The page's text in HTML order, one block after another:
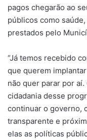
pagos chegarão ao
públicos como
prestados pelo
“Já temos recebido
que querem
não quer parar por
cidadania desse
continuar o governo,
transparente e
elas as políticas